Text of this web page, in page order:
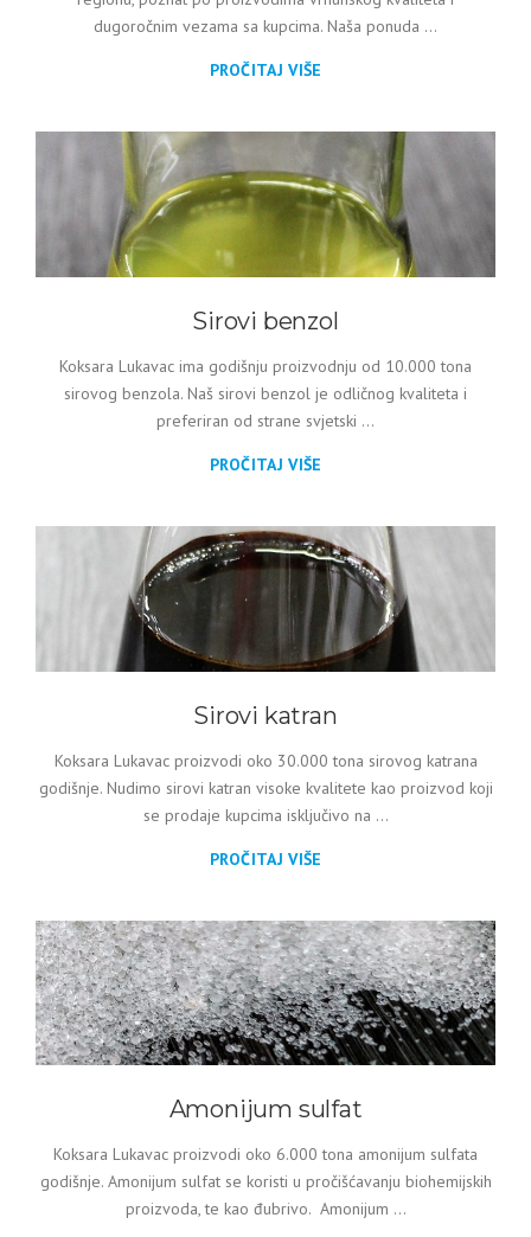
dugoročnim vezama sa kupcima. Naša ponuda ...
PROČITAJ VIŠE
Sirovi benzol
Koksara Lukavac ima godišnju proizvodnju od 10.000 tona
sirovog benzola. Naš sirovi benzol je odličnog kvaliteta i
preferiran od strane svjetski ...
PROČITAJ VIŠE
Sirovi katran
Koksara Lukavac proizvodi oko 30.000 tona sirovog katrana
godišnje. Nudimo sirovi katran visoke kvalitete kao proizvod koji
se prodaje kupcima isključivo na ...
PROČITAJ VIŠE
Amonijum sulfat
Koksara Lukavac proizvodi oko 6.000 tona amonijum sulfata
godišnje. Amonijum sulfat se koristi u pročišćavanju biohemijskih
proizvoda, te kao đubrivo. Amonijum ...